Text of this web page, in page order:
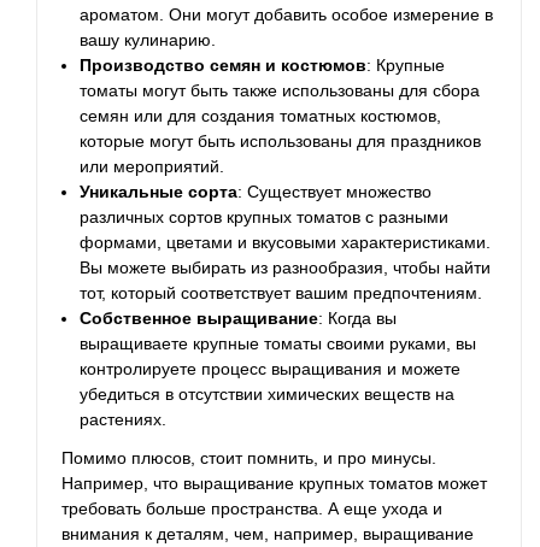
ароматом. Они могут добавить особое измерение в
вашу кулинарию.
Производство семян и костюмов: Крупные
томаты могут быть также использованы для сбора
семян или для создания томатных костюмов,
которые могут быть использованы для праздников
или мероприятий.
Уникальные сорта: Существует множество
различных сортов крупных томатов с разными
формами, цветами и вкусовыми характеристиками.
Вы можете выбирать из разнообразия, чтобы найти
тот, который соответствует вашим предпочтениям.
Собственное выращивание: Когда вы
выращиваете крупные томаты своими руками, вы
контролируете процесс выращивания и можете
убедиться в отсутствии химических веществ на
растениях.
Помимо плюсов, стоит помнить, и про минусы.
Например, что выращивание крупных томатов может
требовать больше пространства. А еще ухода и
внимания к деталям, чем, например, выращивание